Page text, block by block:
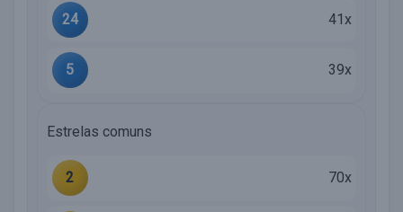
24 41x
5 39x
Estrelas comuns
2 70x